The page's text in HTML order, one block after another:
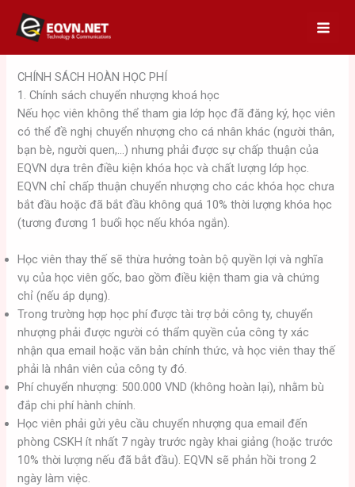
content
CHÍNH SÁCH HOÀN HỌC PHÍ
1. Chính sách chuyển nhượng khoá học
Nếu học viên không thể tham gia lớp học đã đăng ký, học viên
có thể đề nghị chuyển nhượng cho cá nhân khác (người thân,
bạn bè, người quen,…) nhưng phải được sự chấp thuận của
EQVN dựa trên điều kiện khóa học và chất lượng lớp học.
EQVN chỉ chấp thuận chuyển nhượng cho các khóa học chưa
bắt đầu hoặc đã bắt đầu không quá 10% thời lượng khóa học
(tương đương 1 buổi học nếu khóa ngắn).
Học viên thay thế sẽ thừa hưởng toàn bộ quyền lợi và nghĩa
vụ của học viên gốc, bao gồm điều kiện tham gia và chứng
chỉ (nếu áp dụng).
Trong trường hợp học phí được tài trợ bởi công ty, chuyển
nhượng phải được người có thẩm quyền của công ty xác
nhận qua email hoặc văn bản chính thức, và học viên thay thế
phải là nhân viên của công ty đó.
Phí chuyển nhượng: 500.000 VND (không hoàn lại), nhằm bù
đắp chi phí hành chính.
Học viên phải gửi yêu cầu chuyển nhượng qua email đến
phòng CSKH ít nhất 7 ngày trước ngày khai giảng (hoặc trước
10% thời lượng nếu đã bắt đầu). EQVN sẽ phản hồi trong 2
ngày làm việc.